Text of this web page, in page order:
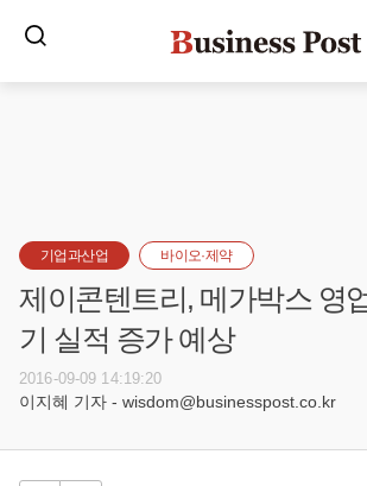
기업과산업 바이오·제약
제이콘텐트리, 메가박스 영
기 실적 증가 예상
2016-09-09 14:19:20
이지혜 기자 - wisdom@businesspost.co.kr